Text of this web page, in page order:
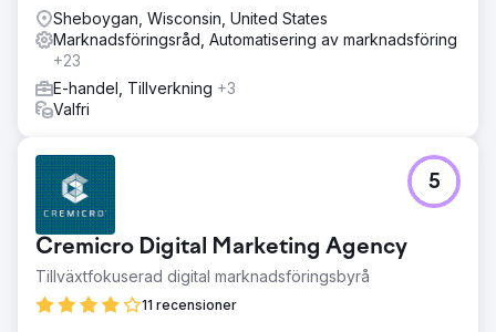
Sheboygan, Wisconsin, United States
Marknadsföringsråd, Automatisering av marknadsföring
+23
E-handel, Tillverkning +3
Valfri
Cremicro Digital Marketing Agency
Tillväxtfokuserad digital marknadsföringsbyrå
11 recensioner
5